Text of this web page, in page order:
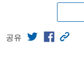
공유